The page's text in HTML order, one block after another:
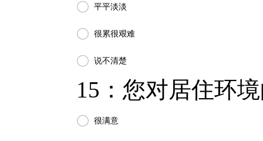
 平平淡淡
 很累很艰难
 说不清楚
15：您对居住环
 很满意